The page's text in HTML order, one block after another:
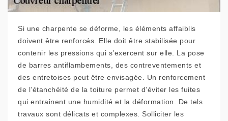
Si une charpente se déforme, les éléments affaiblis
doivent être renforcés. Elle doit être stabilisée pour
contenir les pressions qui s’exercent sur elle. La pose
de barres antiflambements, des contreventements et
des entretoises peut être envisagée. Un renforcement
de l’étanchéité de la toiture permet d’éviter les fuites
qui entrainent une humidité et la déformation. De tels
travaux sont délicats et complexes. Solliciter les